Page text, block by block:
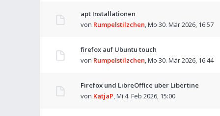
apt Installationen
von Rumpelstilzchen,Mo 30. Mär 2026, 16:57
firefox auf Ubuntu touch
von Rumpelstilzchen,Mo 30. Mär 2026, 16:44
Firefox und LibreOffice über Libertine
von KatjaP,Mi 4. Feb 2026, 15:00